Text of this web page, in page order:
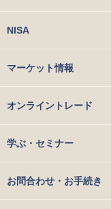
NISA
マーケット情報
オンライントレード
学ぶ・セミナー
お問合わせ・お手続き